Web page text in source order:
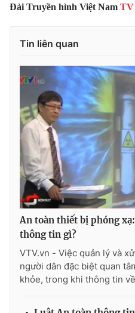
Chuyên mục khác
Photo
Video
VTV Money
VTV Sức khoẻ
Thị trường 24h
VTV4
VTV9
Liên hệ tòa soạn
Đài Truyền hình Việt Nam TV
Tin liên quan
An toàn thiết bị phóng
thông tin gì?
VTV.vn - Việc quản lý và
người dân đặc biệt quan
khỏe, trong khi thông tin